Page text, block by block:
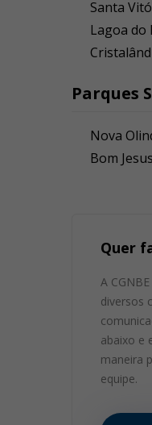
Santa
Lagoa do
Parques
Nova
Bom
Quer
A
diversos
abaixo e
maneira
equipe.